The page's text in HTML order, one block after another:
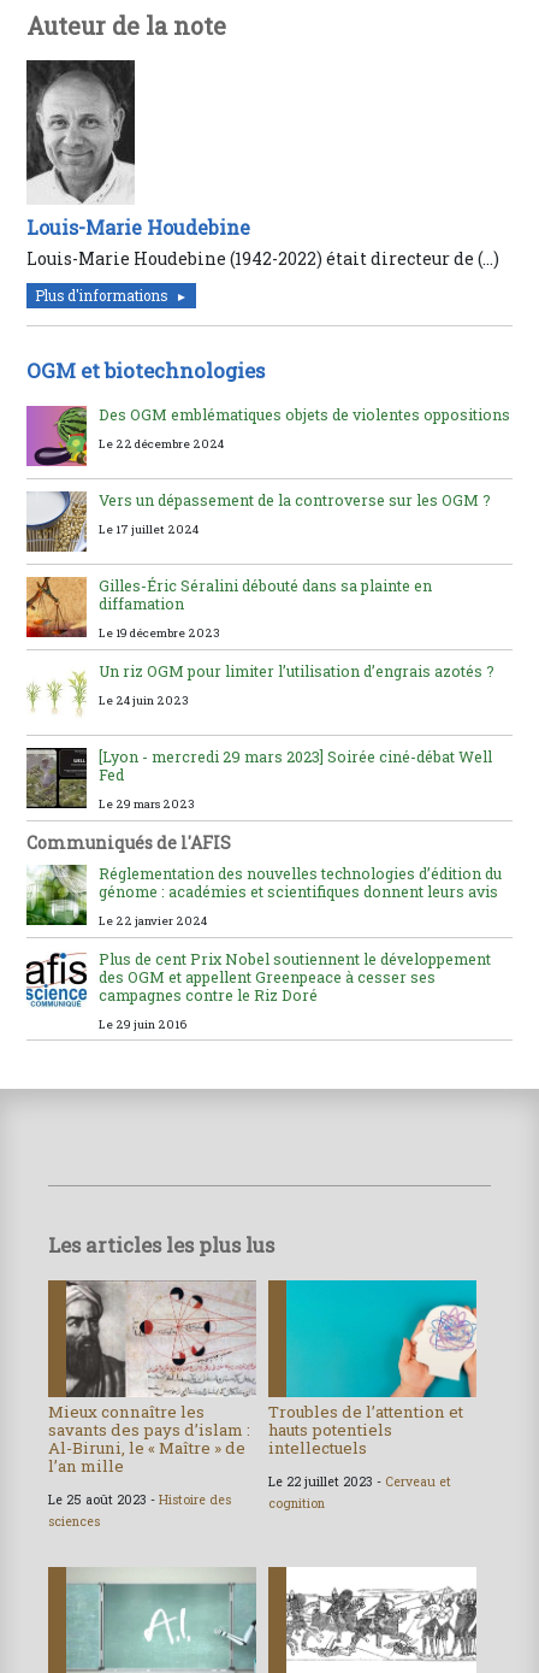
Auteur de la note
Louis-Marie Houdebine
Louis-Marie Houdebine (1942-2022) était directeur de (…)
Plus d'informations
OGM et biotechnologies
Des OGM emblématiques objets de violentes oppositions
Le 22 décembre 2024
Vers un dépassement de la controverse sur les OGM ?
Le 17 juillet 2024
Gilles-Éric Séralini débouté dans sa plainte en
diffamation
Le 19 décembre 2023
Un riz OGM pour limiter l’utilisation d’engrais azotés ?
Le 24 juin 2023
[Lyon - mercredi 29 mars 2023] Soirée ciné-débat Well
Fed
Le 29 mars 2023
Communiqués de l'AFIS
Réglementation des nouvelles technologies d’édition du
génome : académies et scientifiques donnent leurs avis
Le 22 janvier 2024
Plus de cent Prix Nobel soutiennent le développement
des OGM et appellent Greenpeace à cesser ses
campagnes contre le Riz Doré
Le 29 juin 2016
Les articles les plus lus
Mieux connaître les
savants des pays d’islam :
Al-Biruni, le « Maître » de
l’an mille
Le 25 août 2023 - Histoire des
sciences
Troubles de l’attention et
hauts potentiels
intellectuels
Le 22 juillet 2023 - Cerveau et
cognition